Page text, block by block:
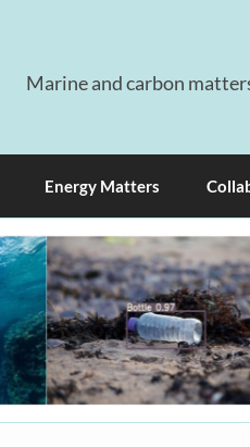
Marine and carbon
Energy Matters